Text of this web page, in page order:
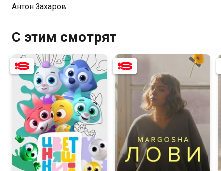
Антон Захаров
С этим смотрят